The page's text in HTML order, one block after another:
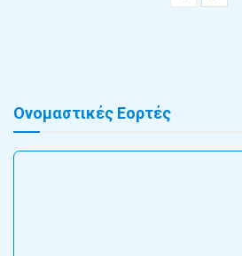
Ονομαστικές Εορτές